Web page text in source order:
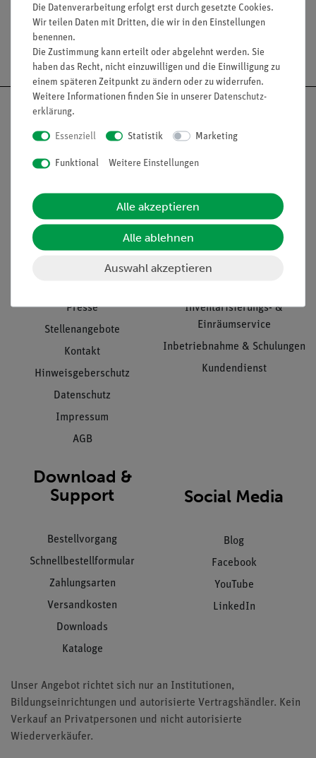
Versandkostenfrei ab 300,- €
Informationen
Unternehmen
Presse
Stellenangebote
Kontakt
Hinweisgeberschutz
Datenschutz
Impressum
AGB
Service
Übersicht Service
Inventarisierungs- &
Einräumservice
Inbetriebnahme & Schulungen
Kundendienst
Download &
Support
Bestellvorgang
Schnellbestellformular
Zahlungsarten
Versandkosten
Downloads
Kataloge
Social Media
Blog
Facebook
YouTube
LinkedIn
Unser Angebot richtet sich nur an Institutionen,
Bildungseinrichtungen und autorisierte Vertragshändler. Kein
Verkauf an Privatpersonen und nicht autorisierte
Wiederverkäufer.
Die Datenverarbeitung erfolgt erst durch gesetzte Cookies.
Wir teilen Daten mit Dritten, die wir in den Einstellungen
benennen.
Die Zustimmung kann erteilt oder abgelehnt werden. Sie
haben das Recht, nicht einzuwilligen und die Einwilligung zu
einem späteren Zeitpunkt zu ändern oder zu widerrufen.
Weitere Informationen finden Sie in unserer Daten­schutz­
erklärung.
Essenziell Statistik Marketing
Funktional Weitere Einstellungen
Alle akzeptieren
Alle ablehnen
Auswahl akzeptieren